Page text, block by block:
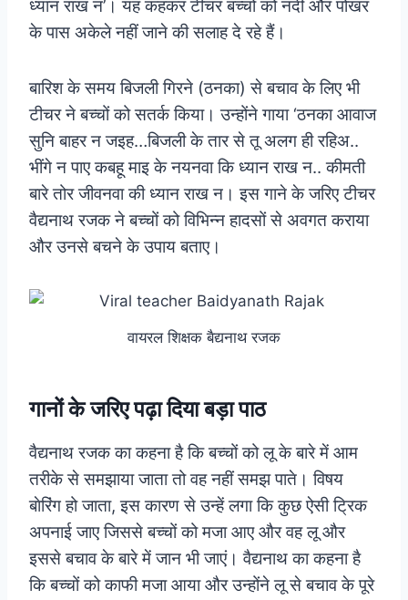
ध्यान राख न’। यह कहकर टीचर बच्चों को नदी और पोखर
के पास अकेले नहीं जाने की सलाह दे रहे हैं।
बारिश के समय बिजली गिरने (ठनका) से बचाव के लिए भी
टीचर ने बच्चों को सतर्क किया। उन्होंने गाया ‘ठनका आवाज
सुनि बाहर न जइह…बिजली के तार से तू अलग ही रहिअ..
भींगे न पाए कबहू माइ के नयनवा कि ध्यान राख न.. कीमती
बारे तोर जीवनवा की ध्यान राख न। इस गाने के जरिए टीचर
वैद्यनाथ रजक ने बच्चों को विभिन्न हादसों से अवगत कराया
और उनसे बचने के उपाय बताए।
वायरल शिक्षक बैद्यनाथ रजक
गानों के जरिए पढ़ा दिया बड़ा पाठ
वैद्यनाथ रजक का कहना है कि बच्चों को लू के बारे में आम
तरीके से समझाया जाता तो वह नहीं समझ पाते। विषय
बाेरिंग हो जाता, इस कारण से उन्हें लगा कि कुछ ऐसी ट्रिक
अपनाई जाए जिससे बच्चों को मजा आए और वह लू और
इससे बचाव के बारे में जान भी जाएं। वैद्यनाथ का कहना है
कि बच्चों को काफी मजा आया और उन्होंने लू से बचाव के पूरे